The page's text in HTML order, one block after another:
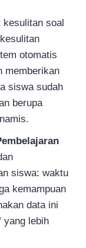
kesulitan soal
otomatis
memberikan
siswa sudah
berupa
siswa: waktu
kemampuan
data ini
yang lebih